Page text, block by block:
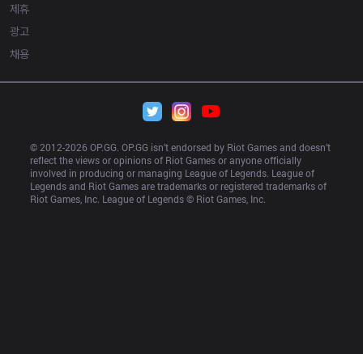
제휴
광고
채용
© 2012-2026 OP.GG. OP.GG isn’t endorsed by Riot Games and doesn’t
reflect the views or opinions of Riot Games or anyone officially
involved in producing or managing League of Legends. League of
Legends and Riot Games are trademarks or registered trademarks of
Riot Games, Inc. League of Legends © Riot Games, Inc.